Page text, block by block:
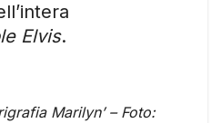
Elvis.
Marilyn’ – Foto: